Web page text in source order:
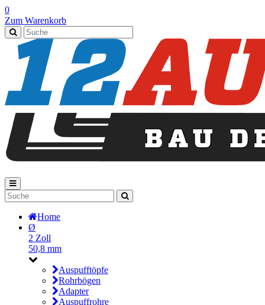
0
Zum Warenkorb
Home
Ø
2 Zoll
50,8 mm
Auspufftöpfe
Rohrbögen
Adapter
Auspuffrohre